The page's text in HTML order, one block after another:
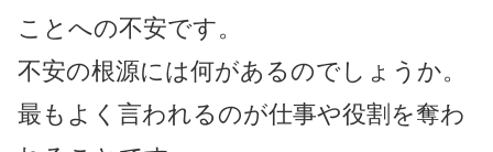
ことへの不安です。
不安の根源には何があるのでしょうか。
最もよく言われるのが仕事や役割を奪わ